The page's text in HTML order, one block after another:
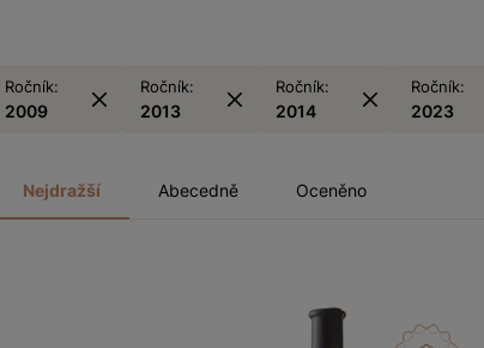
Ročník:
2009
Ročník:
2013
Ročník:
2014
Ročník:
2023
Nejdražší Abecedně Oceněno